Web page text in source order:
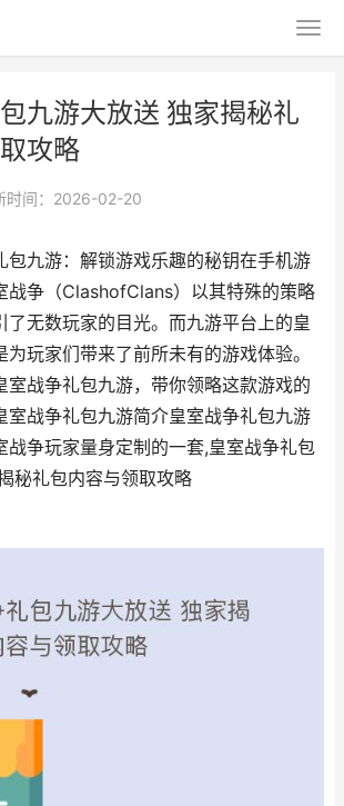
九游大放送 独家揭秘礼
攻略
时间：2026-02-20
包九游：解锁游戏乐趣的秘钥在手机游
战争（ClashofClans）以其特殊的策略
了无数玩家的目光。而九游平台上的皇
玩家们带来了前所未有的游戏体验。
室战争礼包九游，带你领略这款游戏的
室战争礼包九游简介皇室战争礼包九游
战争玩家量身定制的一套,皇室战争礼包
秘礼包内容与领取攻略